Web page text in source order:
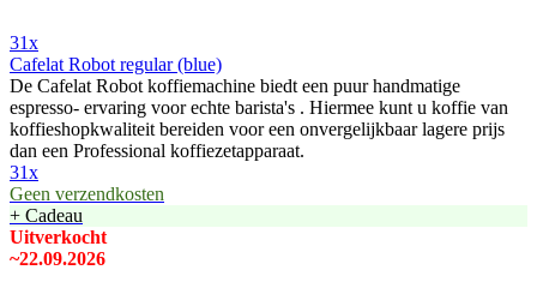
31x
Cafelat Robot regular (blue)
De Cafelat Robot koffiemachine biedt een puur handmatige
espresso- ervaring voor echte barista's . Hiermee kunt u koffie van
koffieshopkwaliteit bereiden voor een onvergelijkbaar lagere prijs
dan een Professional koffiezetapparaat.
31x
Geen verzendkosten
+ Cadeau
Uitverkocht
~22.09.2026